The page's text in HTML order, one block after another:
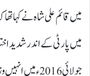
میں قائم علی شاہ نے کہا
میں پارٹی کے اندر شدید
جولائی 2016